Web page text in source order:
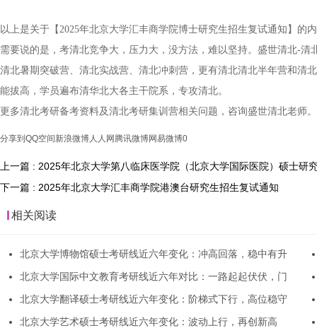
以上是关于【2025年北京大学汇丰商学院博士研究生招生复试通知】
需要说的是，考清北竞争大，压力大，没方法，难以坚持。盛世清北-
清北暑期突破营、清北实战营、清北冲刺营，更有清北清北半年营和清
能拔高，学员遍布清华北大各主干院系，专攻清北。
更多清北考研备考资料及清北考研集训营相关问题，咨询盛世清北老师。
分享到 QQ空间 新浪微博人人网 腾讯微博网易微博0
上一篇 : 2025年北京大学第八临床医学院（北京大学国际医院）硕士研
下一篇 : 2025年北京大学汇丰商学院港澳台研究生招生复试通知
相关阅读
北京大学博物馆硕士考研线近六年变化：冲高回落，稳中有升
北京大学国际中文教育考研线近六年对比：一路起起伏伏，门
北京大学翻译硕士考研线近六年变化：阶梯式下行，高位稳守
北京大学艺术硕士考研线近六年变化：波动上行，再创新高